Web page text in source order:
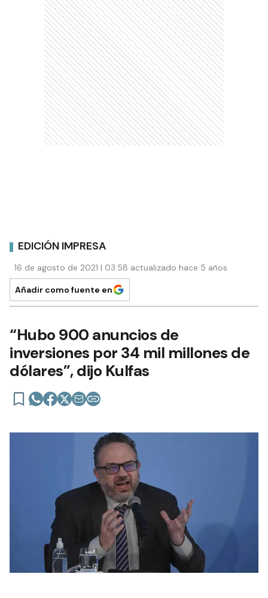
EDICIÓN IMPRESA
16 de agosto de 2021 | 03:58 actualizado hace 5 años
Añadir como fuente en
“Hubo 900 anuncios de
inversiones por 34 mil millones de
dólares”, dijo Kulfas